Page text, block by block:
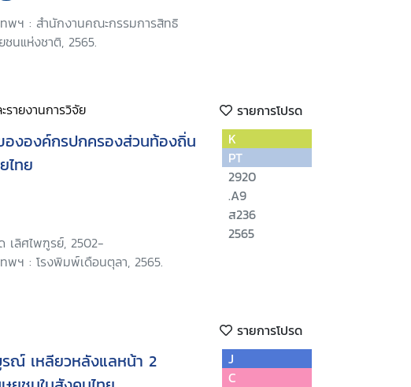
พฯ : สำนักงานคณะกรรมการสิทธิ
นแห่งชาติ, 2565.
ายงานการวิจัย รายการโปรด
ององค์กรปกครองส่วนท้องถิ่น
ไทย
เลิศไพฑูรย์, 2502-
พฯ : โรงพิมพ์เดือนตุลา, 2565.
K
PT
2920
.A9
ส236
2565
รายการโปรด
ณ์ เหลียวหลังแลหน้า 2
J
C